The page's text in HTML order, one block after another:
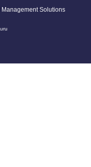
Solutions